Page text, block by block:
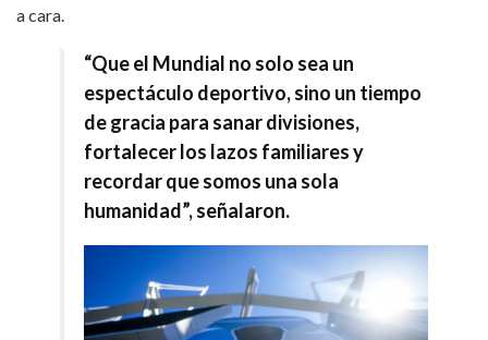
a cara.
“Que el Mundial no solo sea un
espectáculo deportivo, sino un tiempo
de gracia para sanar divisiones,
fortalecer los lazos familiares y
recordar que somos una sola
humanidad”, señalaron.